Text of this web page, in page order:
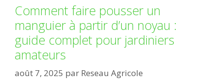
Comment faire pousser un
manguier à partir d’un noyau :
guide complet pour jardiniers
amateurs
août 7, 2025 par Reseau Agricole